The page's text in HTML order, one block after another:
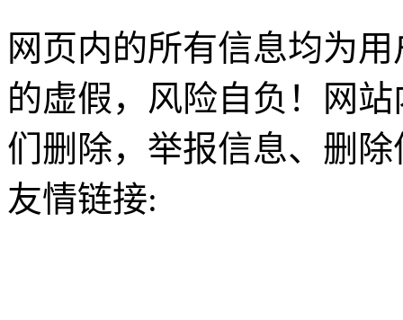
网页内的所有信息均为
的虚假，风险自负！网
们删除，举报信息、删
友情链接: